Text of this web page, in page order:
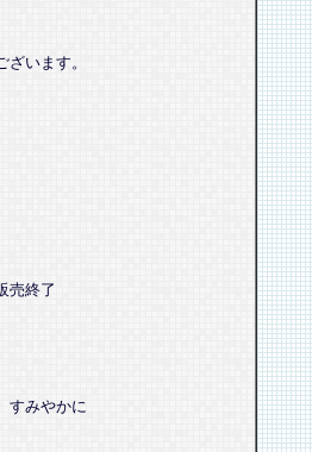
います。
売終了
すみやかに